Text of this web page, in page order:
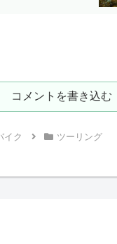
コメントを書き込む
イク ツーリング